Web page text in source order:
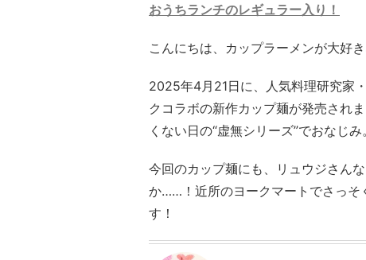
おうちランチのレギュラー入り！
こんにちは、カップラーメンが大好
2025年4月21日に、人気料理研究家
クコラボの新作カップ麺が発売され
くない日の“虚無シリーズ”でおなじみ。
今回のカップ麺にも、リュウジさん
か……！近所のヨークマートでさっそ
す！